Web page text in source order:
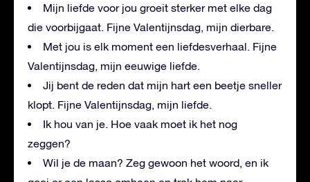
Mijn liefde voor jou groeit sterker met elke dag
die voorbijgaat. Fijne Valentijnsdag, mijn dierbare.
Met jou is elk moment een liefdesverhaal. Fijne
Valentijnsdag, mijn eeuwige liefde.
Jij bent de reden dat mijn hart een beetje sneller
klopt. Fijne Valentijnsdag, mijn liefde.
Ik hou van je. Hoe vaak moet ik het nog
zeggen?
Wil je de maan? Zeg gewoon het woord, en ik